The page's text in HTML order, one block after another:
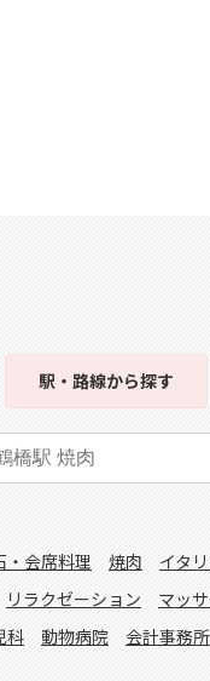
駅・路線から探す
・会席料理 焼肉 イタ
リラクゼーション マッ
科 動物病院 会計事務所